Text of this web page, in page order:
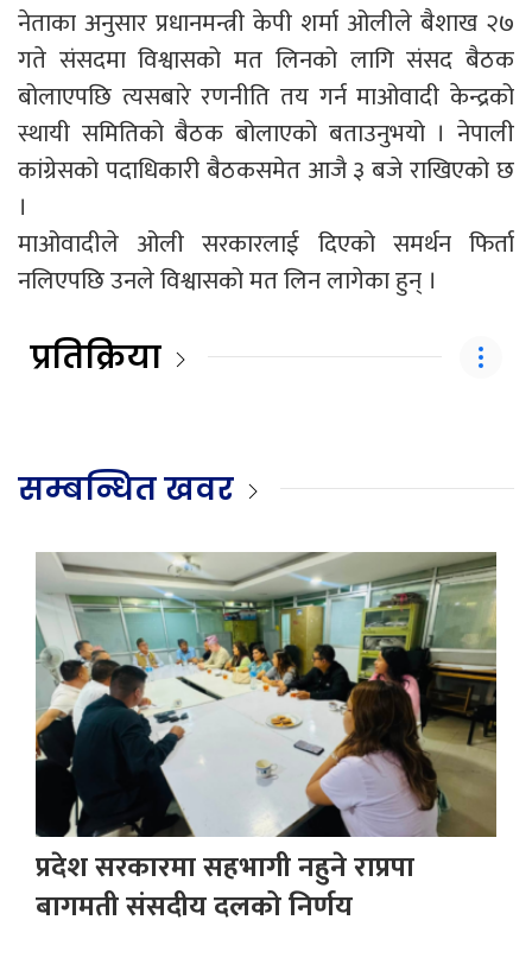
नेताका अनुसार प्रधानमन्त्री केपी शर्मा ओलीले बैशाख २७
गते संसदमा विश्वासको मत लिनको लागि संसद बैठक
बोलाएपछि त्यसबारे रणनीति तय गर्न माओवादी केन्द्रको
स्थायी समितिको बैठक बोलाएको बताउनुभयो । नेपाली
कांग्रेसको पदाधिकारी बैठकसमेत आजै ३ बजे राखिएको छ
।
माओवादीले ओली सरकारलाई दिएको समर्थन फिर्ता
नलिएपछि उनले विश्वासको मत लिन लागेका हुन् ।
प्रतिक्रिया
सम्बन्धित खवर
प्रदेश सरकारमा सहभागी नहुने राप्रपा
बागमती संसदीय दलको निर्णय